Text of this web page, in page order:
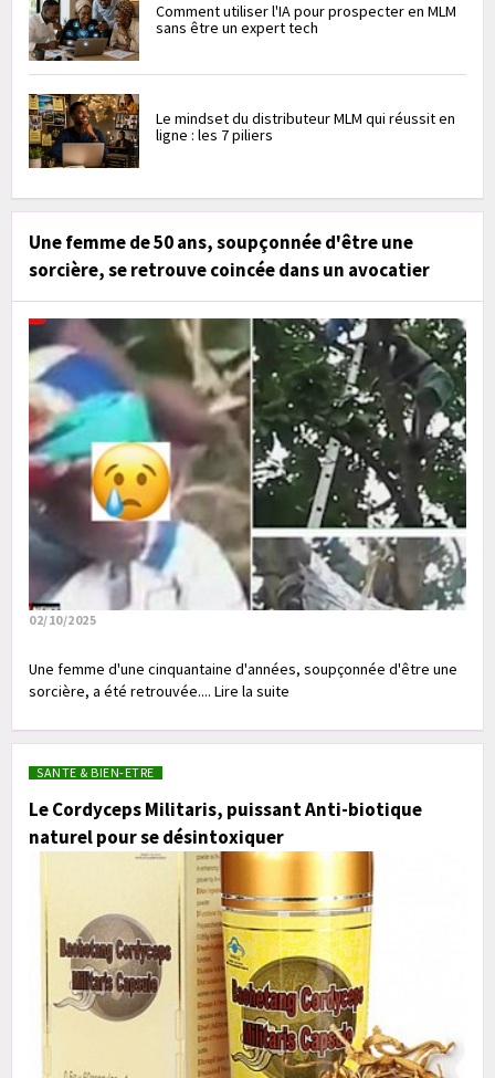
Comment utiliser l'IA pour prospecter en MLM
sans être un expert tech
Le mindset du distributeur MLM qui réussit en
ligne : les 7 piliers
Une femme de 50 ans, soupçonnée d'être une
sorcière, se retrouve coincée dans un avocatier
02/10/2025
Une femme d'une cinquantaine d'années, soupçonnée d'être une
sorcière, a été retrouvée.... Lire la suite
SANTE & BIEN-ETRE
Le Cordyceps Militaris, puissant Anti-biotique
naturel pour se désintoxiquer